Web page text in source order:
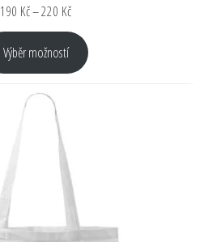
190 Kč–220 Kč
Výběr možností